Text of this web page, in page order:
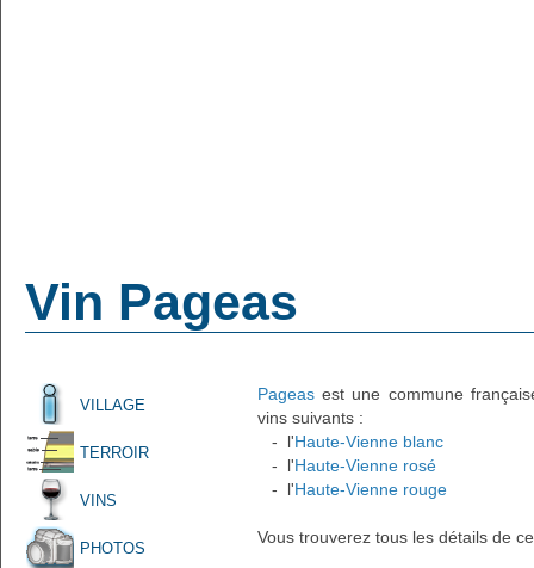
Vin Pageas
VILLAGE
TERROIR
VINS
PHOTOS
Pageas est une commune
vins suivants :
- l'Haute-Vienne blanc
- l'Haute-Vienne rosé
- l'Haute-Vienne rouge
Vous trouverez tous les détails de